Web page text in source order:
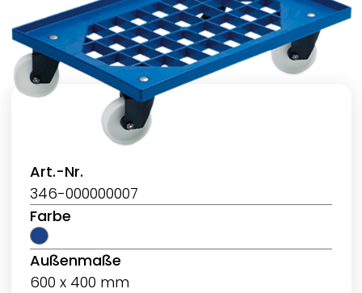
Art.-Nr.
346-000000007
Farbe
Außenmaße
600 x 400 mm